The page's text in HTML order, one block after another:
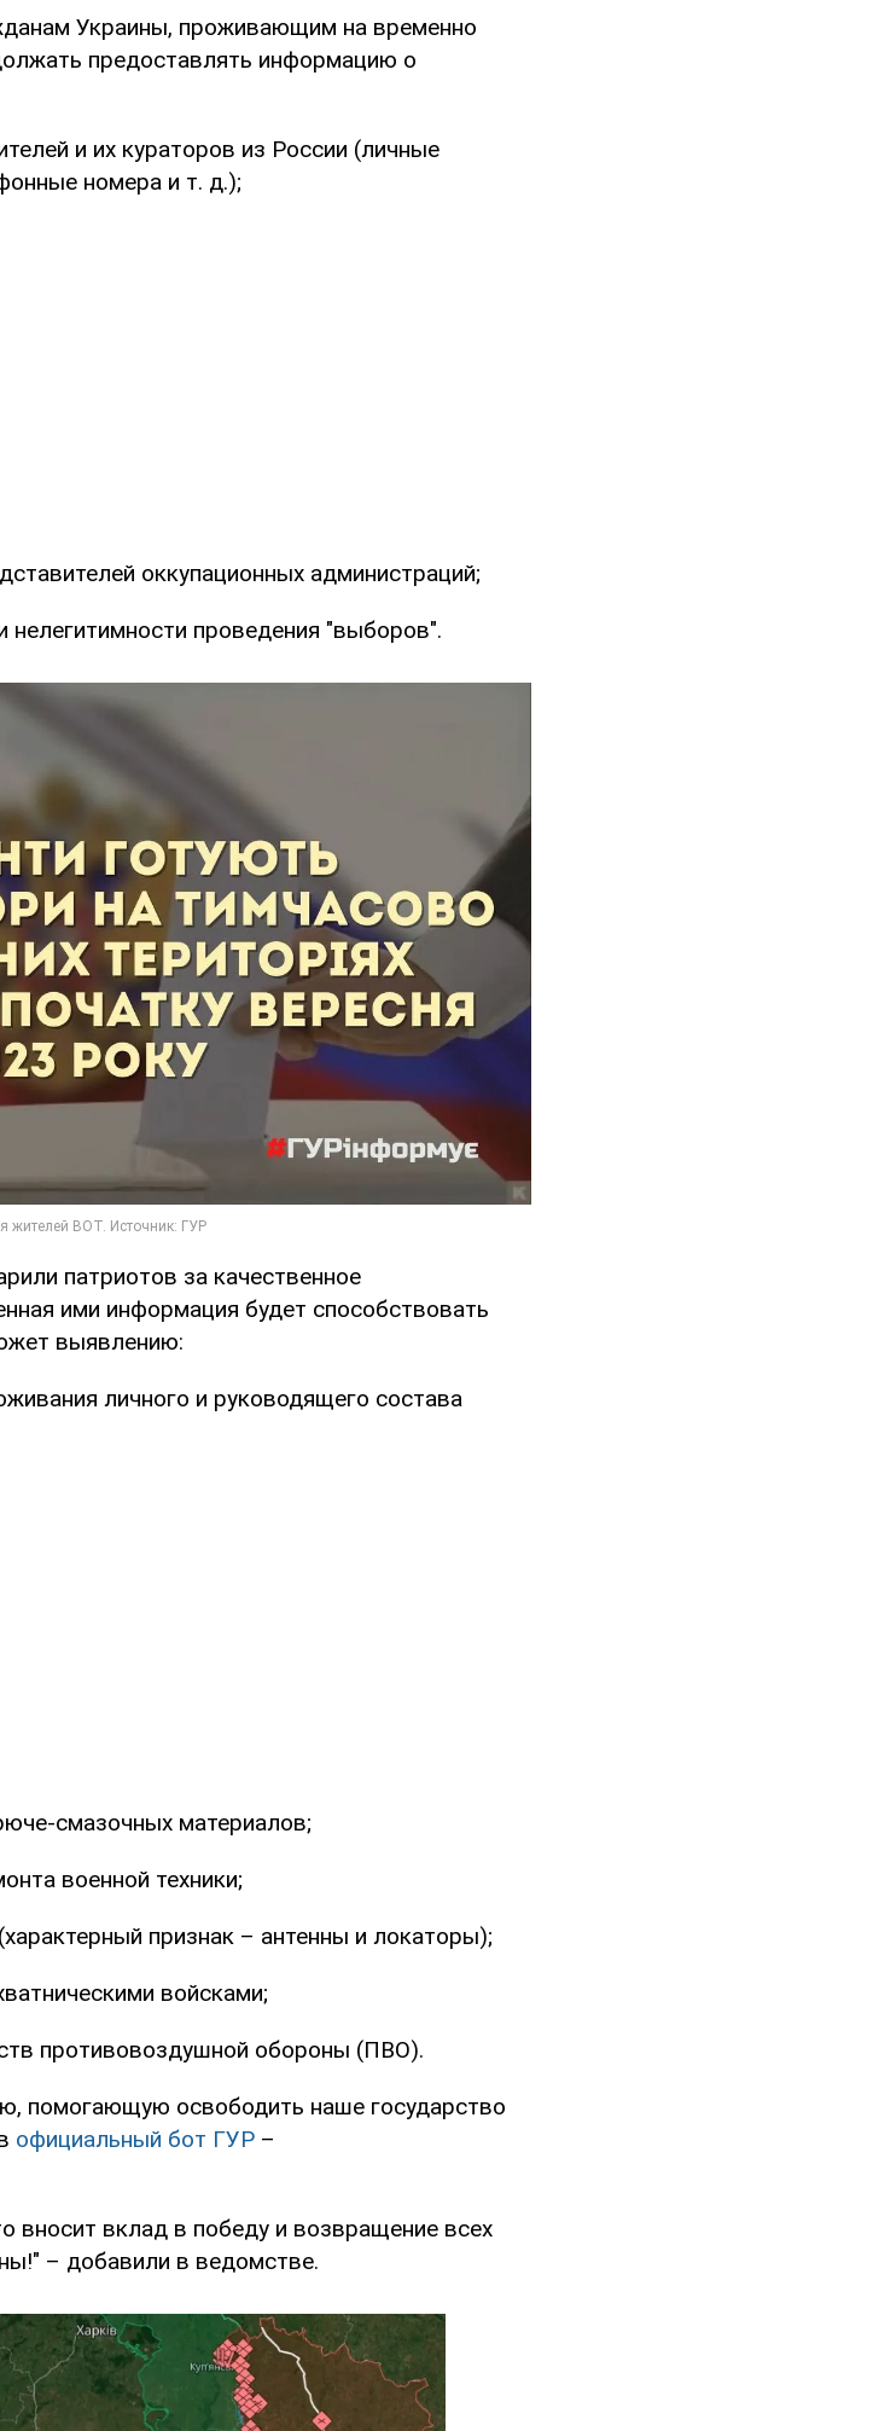
Украины, проживающим на временно
предоставлять информацию о
и их кураторов из России (личные
номера и т. д.);
оккупационных администраций;
нелегитимности проведения "выборов".
патриотов за качественное
ими информация будет способствовать
выявлению:
личного и руководящего состава
смазочных материалов;
военной техники;
признак – антенны и локаторы);
войсками;
противовоздушной обороны (ПВО).
помогающую освободить наше государство
официальный бот ГУР –
вносит вклад в победу и возвращение всех
– добавили в ведомстве.